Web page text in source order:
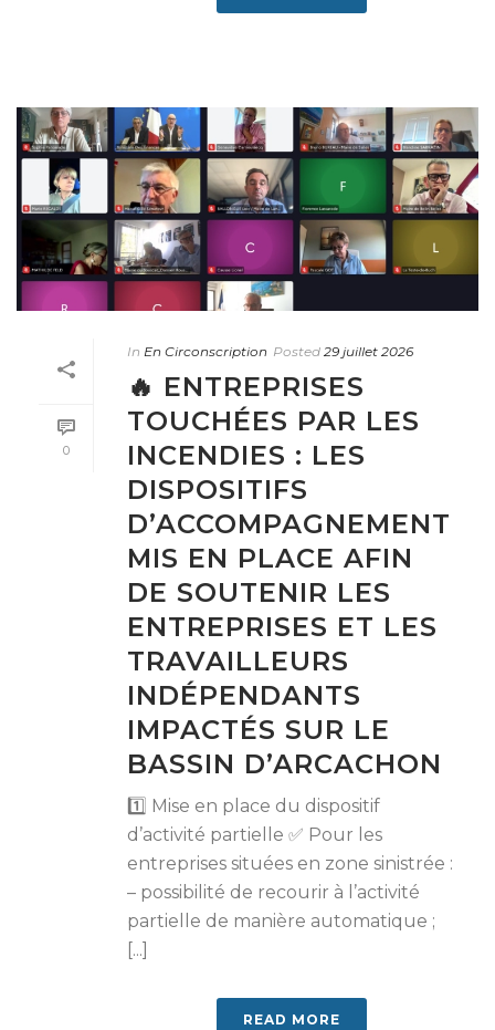
0
In En Circonscription Posted 29 juillet 2026
🔥 ENTREPRISES
TOUCHÉES PAR LES
INCENDIES : LES
DISPOSITIFS
D’ACCOMPAGNEMENT
MIS EN PLACE AFIN
DE SOUTENIR LES
ENTREPRISES ET LES
TRAVAILLEURS
INDÉPENDANTS
IMPACTÉS SUR LE
BASSIN D’ARCACHON
1️⃣ Mise en place du dispositif
d’activité partielle ✅ Pour les
entreprises situées en zone sinistrée :
– possibilité de recourir à l’activité
partielle de manière automatique ;
[...]
READ MORE